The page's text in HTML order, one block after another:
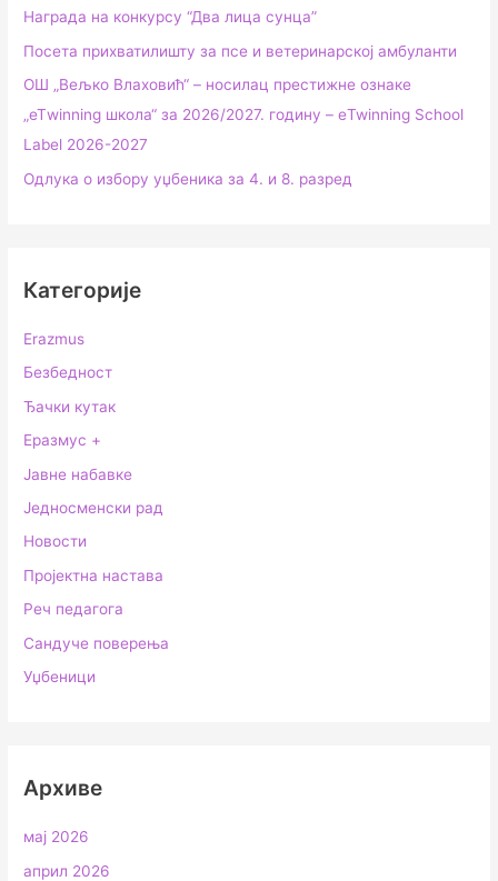
Награда на конкурсу “Два лица сунца”
Посета прихватилишту за псе и ветеринарској амбуланти
ОШ „Вељко Влаховић“ – носилац престижне ознаке
„еТwinning школа“ за 2026/2027. годину – еTwinning School
Label 2026-2027
Одлука о избору уџбеника за 4. и 8. разред
Категорије
Erazmus
Безбедност
Ђачки кутак
Еразмус +
Јавне набавке
Једносменски рад
Новости
Пројектна настава
Реч педагога
Сандуче поверења
Уџбеници
Архиве
мај 2026
април 2026